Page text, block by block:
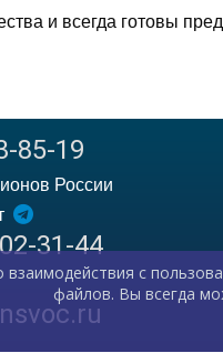
и всегда готовы
85-19
России
31-44
взаимодействия с
файлов. Вы всегда